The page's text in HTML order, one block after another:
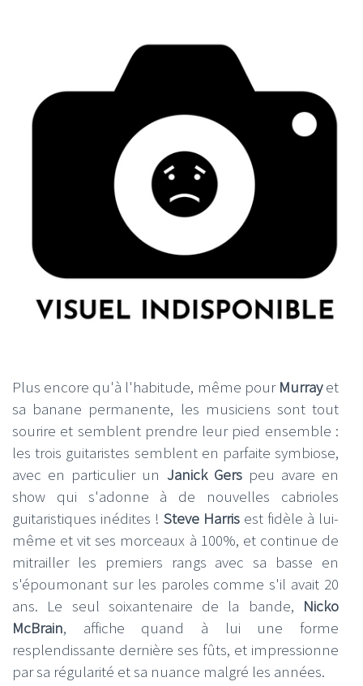
Plus encore qu'à l'habitude, même pour Murrayet
sa banane permanente, les musiciens sont tout
sourire et semblent prendre leur pied ensemble :
les trois guitaristes semblent en parfaite symbiose,
avec en particulier un Janick Gers peu avare en
show qui s'adonne à de nouvelles cabrioles
guitaristiques inédites ! Steve Harris est fidèle à lui-
même et vit ses morceaux à 100%, et continue de
mitrailler les premiers rangs avec sa basse en
s'époumonant sur les paroles comme s'il avait 20
ans. Le seul soixantenaire de la bande, Nicko
McBrain, affiche quand à lui une forme
resplendissante dernière ses fûts, et impressionne
par sa régularité et sa nuance malgré les années.